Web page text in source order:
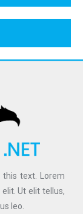
this text. Lorem
Ut elit tellus,
leo.